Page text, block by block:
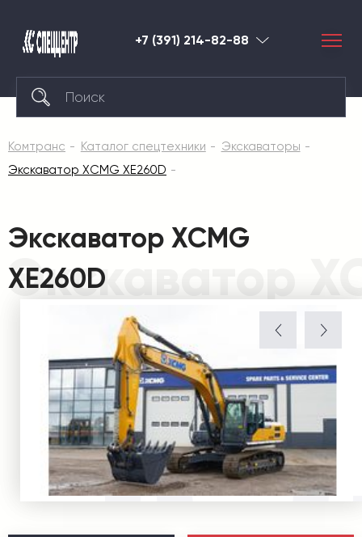
+7 (391) 214-82-88 Красноярск
Комтранс Каталог спецтехники
Экскаваторы
Экскаватор XCMG XE260D
Экскаватор
Экскаватор XCMG
XE260D